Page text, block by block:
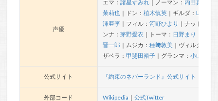
声優
エマ： 諸星すみれ｜ノーマン： 内田真礼
茉莉也｜ドン： 植木慎英｜ギルダ： Lynn
澤亜李｜フィル： 河野ひより ｜ナット：
ンナ： 茅野愛衣｜トーマ： 日野まり
晋一郎｜ムジカ： 種﨑敦美｜ヴィルク：上
ザベラ： 甲斐田裕子｜グランマ： 小山茉美
公式サイト 『約束のネバーランド』公式サイト
外部コード Wikipedia ｜ 公式Twitter